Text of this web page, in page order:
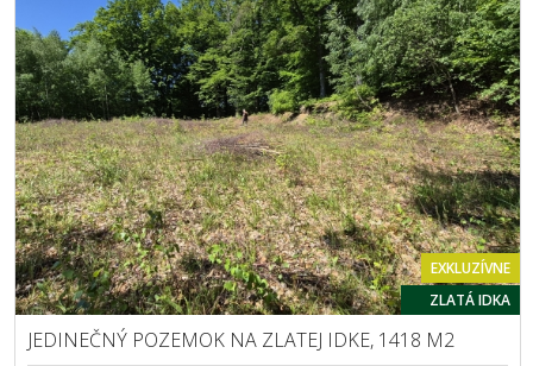
EXKLUZÍVNE
ZLATÁ IDKA
JEDINEČNÝ POZEMOK NA ZLATEJ IDKE, 1418 M2